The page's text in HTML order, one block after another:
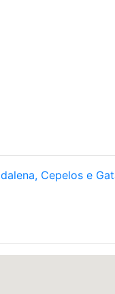
Cepelos e